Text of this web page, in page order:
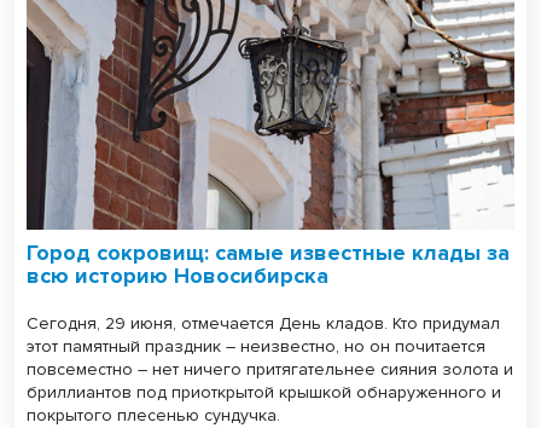
Город сокровищ: самые известные клады за
всю историю Новосибирска
Сегодня, 29 июня, отмечается День кладов. Кто придумал
этот памятный праздник – неизвестно, но он почитается
повсеместно – нет ничего притягательнее сияния золота и
бриллиантов под приоткрытой крышкой обнаруженного и
покрытого плесенью сундучка.